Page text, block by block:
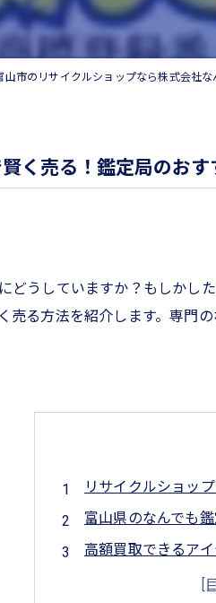
家具
山市のリサイクルショップなら株式会社な
く売る！鑑定局のおす
どうしていますか？もしかし
売る方法を紹介します。専門
リサイクルショッ
富山県のなんでも
高額買取できるア
実際に買取された